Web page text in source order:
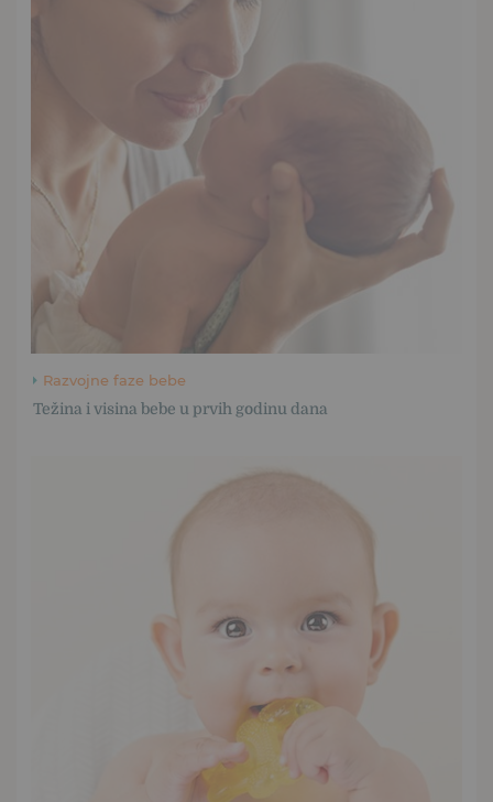
Razvojne faze bebe
Težina i visina bebe u prvih godinu dana